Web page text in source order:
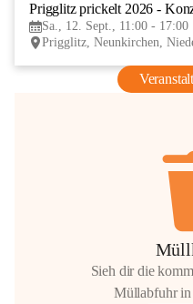
Prigglitz prickelt 2026 -
Sa., 12. Sept., 11:00 - 17:00
Prigglitz, Neunkirchen,
Sieh dir die
Müllabfuhr in